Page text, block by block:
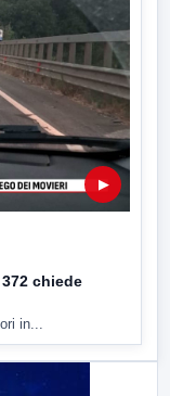
▶
chiede
in...